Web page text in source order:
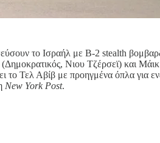
το Ισραήλ με B-2 stealth
(Δημοκρατικός, Νιου Τζέρσεϊ) και
Τελ Αβίβ με προηγμένα όπλα για
New York Post.